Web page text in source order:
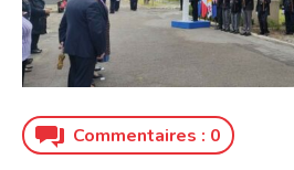
Commentaires : 0